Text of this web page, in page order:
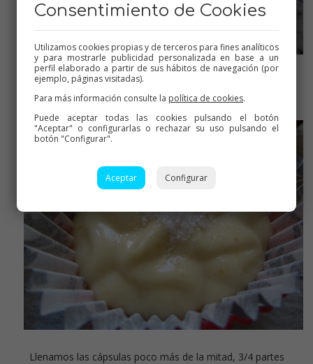
Llevamos a la nevera un rato para que asiente la masa
Llenamos las cápsulas poco más de la mitad, 3/4 partes
Consentimiento de Cookies
Utilizamos cookies propias y de terceros para fines analíticos
y para mostrarle publicidad personalizada en base a un
perfil elaborado a partir de sus hábitos de navegación (por
ejemplo, páginas visitadas).
Para más información consulte la política de cookies.
Puede aceptar todas las cookies pulsando el botón
"Aceptar" o configurarlas o rechazar su uso pulsando el
botón "Configurar".
Aceptar Configurar